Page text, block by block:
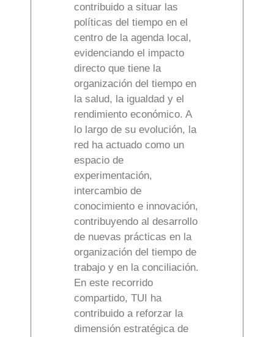
contribuido a situar las
políticas del tiempo en el
centro de la agenda local,
evidenciando el impacto
directo que tiene la
organización del tiempo en
la salud, la igualdad y el
rendimiento económico. A
lo largo de su evolución, la
red ha actuado como un
espacio de
experimentación,
intercambio de
conocimiento e innovación,
contribuyendo al desarrollo
de nuevas prácticas en la
organización del tiempo de
trabajo y en la conciliación.
En este recorrido
compartido, TUI ha
contribuido a reforzar la
dimensión estratégica de